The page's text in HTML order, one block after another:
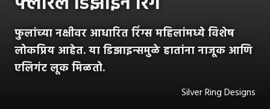
फुलांच्या नक्षीवर आधारित रिंग्स महिलांमध्ये विशेष
लोकप्रिय आहेत. या डिझाइन्समुळे हातांना नाजूक आणि
एलिगंट लूक मिळतो.
Silver Ring Designs